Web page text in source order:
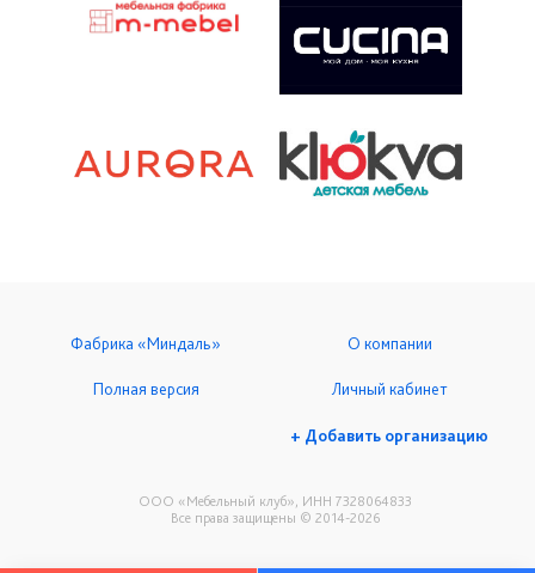
ООО «Мебельный клуб», ИНН 7328064833
Все права защищены © 2014-2026
Фабрика «Миндаль» О компании
Полная версия Личный кабинет
+ Добавить организацию